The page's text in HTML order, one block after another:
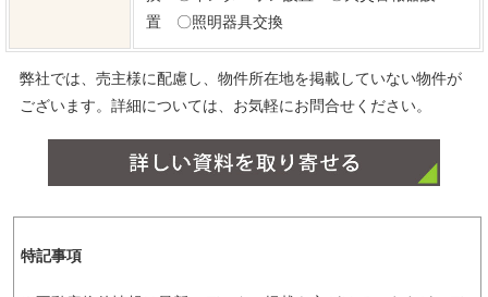
塩尻市広丘吉田
3,280万円
土地面積：67.92坪
塩尻市広丘吉田
2,980万円
土地面積：41.15坪